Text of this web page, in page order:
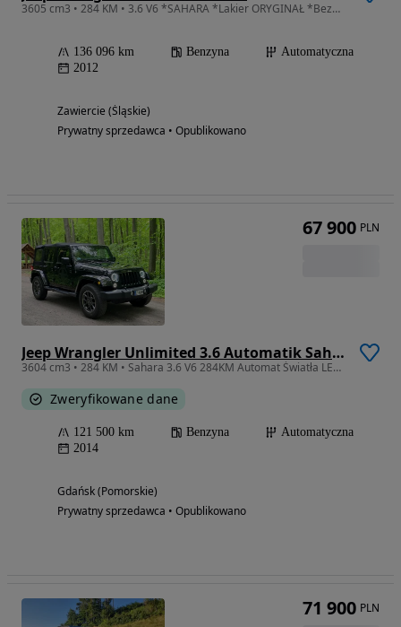
3605 cm3 • 284 KM • 3.6 V6 *SAHARA *Lakier ORYGINAŁ *Bezwypadek *SUPER STAN *Angry Bird
136 096 km Benzyna
Automatyczna
2012
Zawiercie (Śląskie)
Prywatny sprzedawca • Opublikowano
Jeep Wrangler Unlimited 3.6 Automatik Sahara
3604 cm3 • 284 KM • Sahara 3.6 V6 284KM Automat Światła LED Android Zadbany
Zweryfikowane dane
121 500 km Benzyna
Automatyczna
2014
Gdańsk (Pomorskie)
Prywatny sprzedawca • Opublikowano
67 900 PLN
71 900 PLN